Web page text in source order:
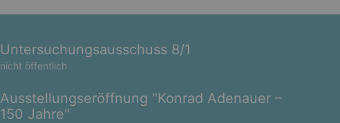
Untersuchungsausschuss 8/1
nicht öffentlich
Ausstellungseröffnung "Konrad Adenauer –
150 Jahre"